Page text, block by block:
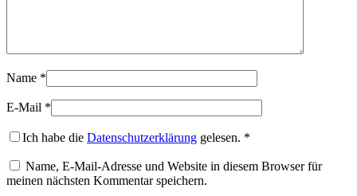
Name *
E-Mail *
Ich habe die Datenschutzerklärung gelesen. *
Name, E-Mail-Adresse und Website in diesem Browser für
meinen nächsten Kommentar speichern.